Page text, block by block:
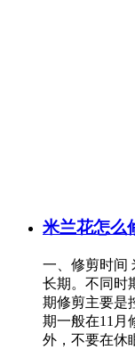
米兰花怎么
一、修剪时间
长期。不同时
期修剪主要是
期一般在11月
外，不要在休